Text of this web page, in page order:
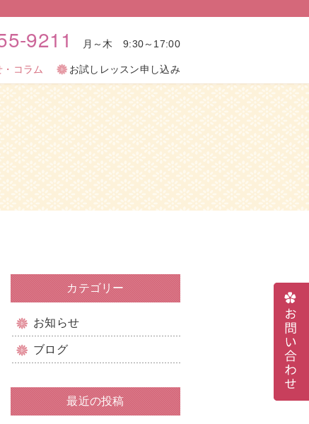
9211 月～木 9:30～17:00
コラム お試しレッスン申し込み
9211 月～木 9:30～17:00
コラム お試しレッスン申し込み
カテゴリー
お知らせ
ブログ
最近の投稿